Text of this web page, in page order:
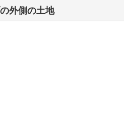
外側の土地